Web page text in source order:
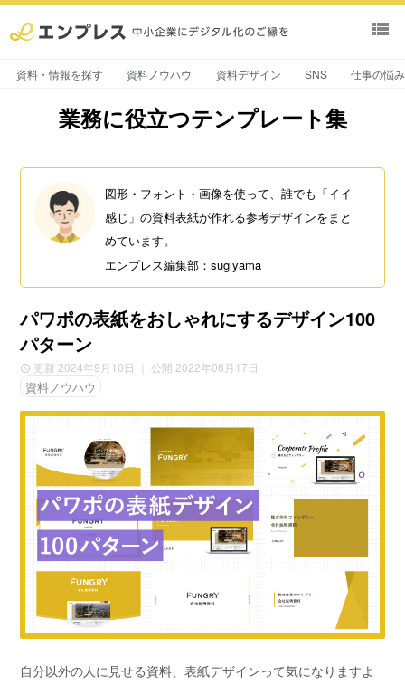
view_list
資料・情報を探す 資料ノウハウ 資料デザイン SNS 仕事の悩
業務に役立つテンプレート集
図形・フォント・画像を使って、誰でも「イイ
感じ」の資料表紙が作れる参考デザインをまと
めています。
エンプレス編集部：sugiyama
パワポの表紙をおしゃれにするデザイン100
パターン
更新 2024年9月10日 ｜ 公開 2022年06月17日
資料ノウハウ
自分以外の人に見せる資料、表紙デザインって気になりますよ